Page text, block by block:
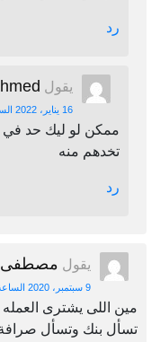
رد
يقول
16 يناير، 2022 الساعة 3:36 م
ممكن لو ليك حد في
تخدهم منه
رد
يقول مصطفى
9 سبتمبر، 2020 الساعة 7:00 م
مين اللى يشترى العمله
تسأل بنك وتسأل